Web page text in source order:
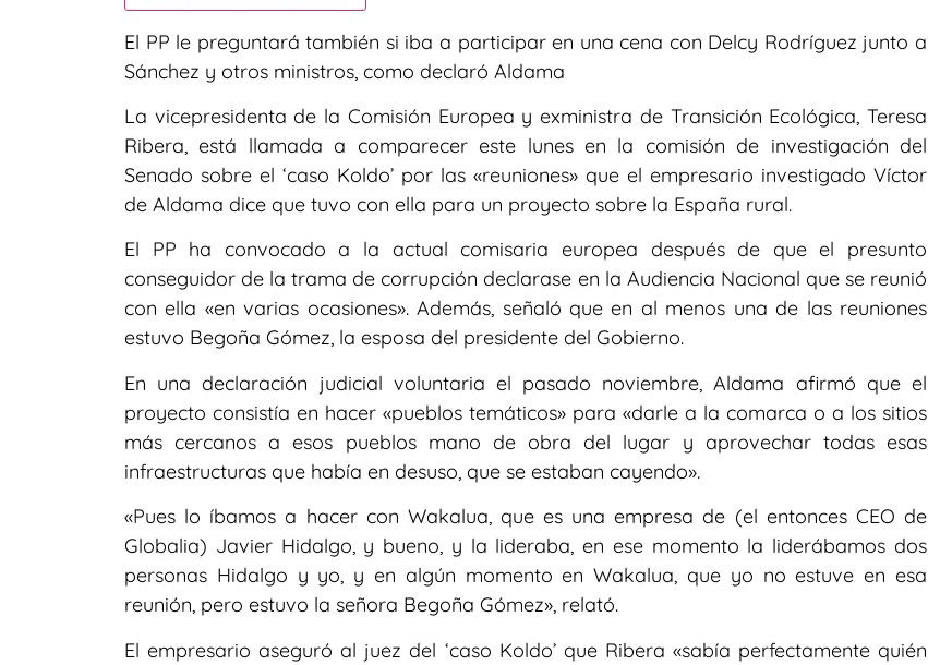
El PP le preguntará también si iba a participar en una cena con Delcy Rodríguez junto a
Sánchez y otros ministros, como declaró Aldama
La vicepresidenta de la Comisión Europea y exministra de Transición Ecológica, Teresa
Ribera, está llamada a comparecer este lunes en la comisión de investigación del
Senado sobre el ‘caso Koldo’ por las «reuniones» que el empresario investigado Víctor
de Aldama dice que tuvo con ella para un proyecto sobre la España rural.
El PP ha convocado a la actual comisaria europea después de que el presunto
conseguidor de la trama de corrupción declarase en la Audiencia Nacional que se reunió
con ella «en varias ocasiones». Además, señaló que en al menos una de las reuniones
estuvo Begoña Gómez, la esposa del presidente del Gobierno.
En una declaración judicial voluntaria el pasado noviembre, Aldama afirmó que el
proyecto consistía en hacer «pueblos temáticos» para «darle a la comarca o a los sitios
más cercanos a esos pueblos mano de obra del lugar y aprovechar todas esas
infraestructuras que había en desuso, que se estaban cayendo».
«Pues lo íbamos a hacer con Wakalua, que es una empresa de (el entonces CEO de
Globalia) Javier Hidalgo, y bueno, y la lideraba, en ese momento la liderábamos dos
personas Hidalgo y yo, y en algún momento en Wakalua, que yo no estuve en esa
reunión, pero estuvo la señora Begoña Gómez», relató.
El empresario aseguró al juez del ‘caso Koldo’ que Ribera «sabía perfectamente quién